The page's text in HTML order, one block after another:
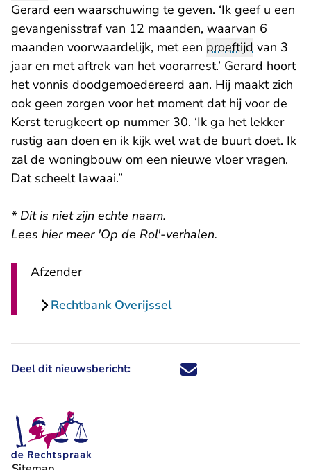
Gerard een waarschuwing te geven. ‘Ik geef u een
gevangenisstraf van 12 maanden, waarvan 6
maanden voorwaardelijk, met een proeftijd van 3
jaar en met aftrek van het voorarrest.’ Gerard hoort
het vonnis doodgemoedereerd aan. Hij maakt zich
ook geen zorgen voor het moment dat hij voor de
Kerst terugkeert op nummer 30. ‘Ik ga het lekker
rustig aan doen en ik kijk wel wat de buurt doet. Ik
zal de woningbouw om een nieuwe vloer vragen.
Dat scheelt lawaai.”
* Dit is niet zijn echte naam.
Lees hier meer 'Op de Rol'-verhalen.
Afzender
Rechtbank Overijssel
Deel dit nieuwsbericht: Deel dit nieuwsbericht via X -
Deel dit nieuwsbericht via
Deel dit nieuwsbericht
Deel dit